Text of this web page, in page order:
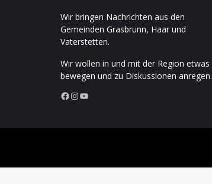
Wir bringen Nachrichten aus den
Gemeinden Grasbrunn, Haar und
Vaterstetten.
Wir wollen in und mit der Region etwas
bewegen und zu Diskussionen anregen.
Facebook InstagramYouTube